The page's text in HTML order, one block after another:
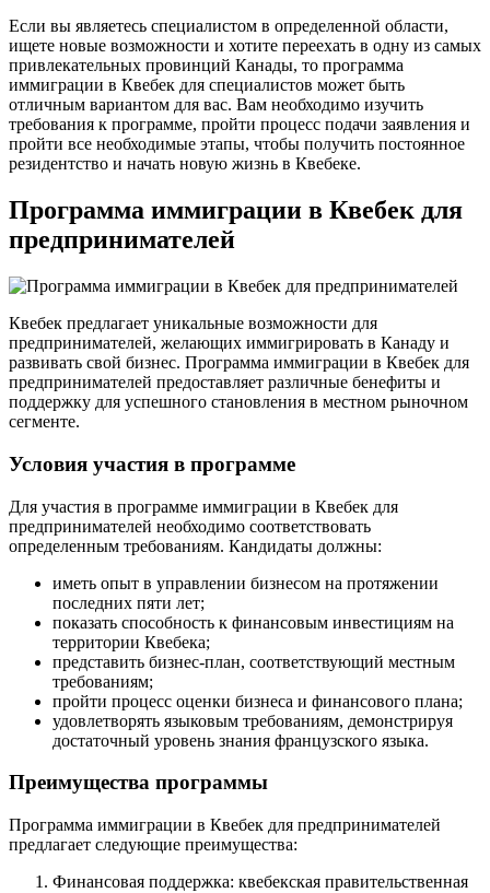
Если вы являетесь специалистом в определенной области,
ищете новые возможности и хотите переехать в одну из самых
привлекательных провинций Канады, то программа
иммиграции в Квебек для специалистов может быть
отличным вариантом для вас. Вам необходимо изучить
требования к программе, пройти процесс подачи заявления и
пройти все необходимые этапы, чтобы получить постоянное
резидентство и начать новую жизнь в Квебеке.
Программа иммиграции в Квебек для
предпринимателей
Квебек предлагает уникальные возможности для
предпринимателей, желающих иммигрировать в Канаду и
развивать свой бизнес. Программа иммиграции в Квебек для
предпринимателей предоставляет различные бенефиты и
поддержку для успешного становления в местном рыночном
сегменте.
Условия участия в программе
Для участия в программе иммиграции в Квебек для
предпринимателей необходимо соответствовать
определенным требованиям. Кандидаты должны:
иметь опыт в управлении бизнесом на протяжении
последних пяти лет;
показать способность к финансовым инвестициям на
территории Квебека;
представить бизнес-план, соответствующий местным
требованиям;
пройти процесс оценки бизнеса и финансового плана;
удовлетворять языковым требованиям, демонстрируя
достаточный уровень знания французского языка.
Преимущества программы
Программа иммиграции в Квебек для предпринимателей
предлагает следующие преимущества:
Финансовая поддержка: квебекская правительственная